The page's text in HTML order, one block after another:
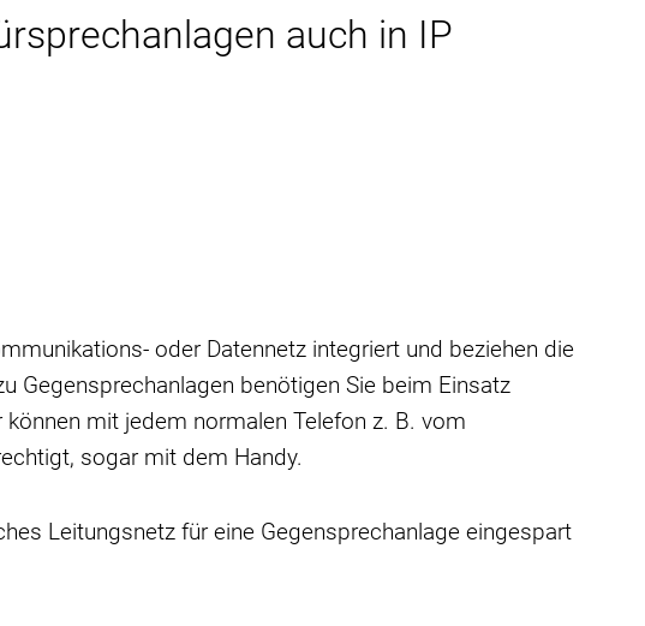
auch in IP
oder Datennetz integriert und beziehen die
Gegensprechanlagen benötigen Sie beim Einsatz
mit jedem normalen Telefon z. B. vom
sogar mit dem Handy.
Leitungsnetz für eine Gegensprechanlage eingespart